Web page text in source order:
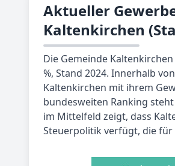
Aktueller
Kaltenkirchen
Die Gemeinde
%, Stand 2024. Innerhalb
Kaltenkirchen mit ihrem
bundesweiten Ranking
im Mittelfeld zeigt, dass
Steuerpolitik verfügt, die